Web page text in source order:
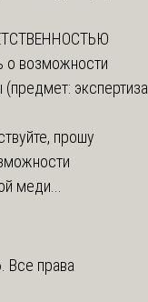
о возможности
экспертиза
прошу
меди...
права